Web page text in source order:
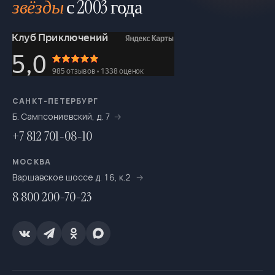
На катамаранах
На каяках по Санкт-Петербургу
На морских каяках
На пакрафтах
На сапсёрфах
звёздыс 2003 года
САНКТ-ПЕТЕРБУРГ
Б. Сампсониевский, д. 7
+7 812 701-08-10
МОСКВА
Варшавское шоссе д. 16, к.2
8 800 200-70-23